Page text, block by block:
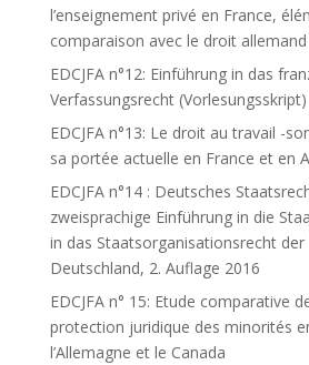
l’enseignement privé en France,
comparaison avec le droit allemand
EDCJFA n°12: Einführung in das
Verfassungsrecht (Vorlesungsskript)
EDCJFA n°13: Le droit au travail -
sa portée actuelle en France et en
EDCJFA n°14 : Deutsches
zweisprachige Einführung in die
in das Staatsorganisationsrecht
Deutschland, 2. Auflage 2016
EDCJFA n° 15: Etude comparative
protection juridique des minorités
l’Allemagne et le Canada